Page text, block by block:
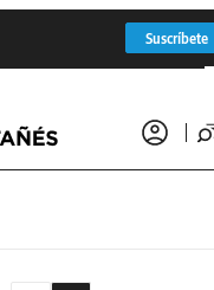
Suscríbete